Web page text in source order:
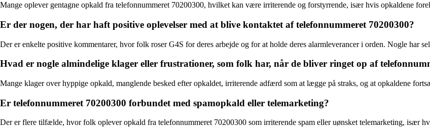
Mange oplever gentagne opkald fra telefonnummeret 70200300, hvilket kan være irriterende og forstyrrende, især hvis opkaldene
Er der nogen, der har haft positive oplevelser med at blive kontaktet af telefonnummeret 70200300?
Der er enkelte positive kommentarer, hvor folk roser G4S for deres arbejde og for at holde deres alarmleverancer i orden. Nogle har
Hvad er nogle almindelige klager eller frustrationer, som folk har, når de bliver ringet op af
Mange klager over hyppige opkald, manglende besked efter opkaldet, irriterende adfærd som at lægge på straks, og at opkaldene
Er telefonnummeret 70200300 forbundet med spamopkald eller telemarketing?
Der er flere tilfælde, hvor folk oplever opkald fra telefonnummeret 70200300 som irriterende spam eller uønsket telemarketing, især